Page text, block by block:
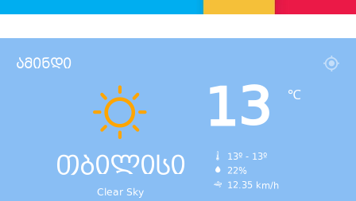
ამინდი
თბილისი
Clear Sky
13 ℃
13º - 13º
22%
12.35 km/h